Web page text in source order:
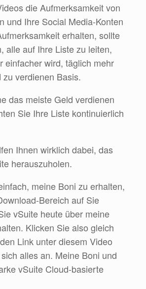
die Aufmerksamkeit von
und Ihre Social Media-Konten
erhalten, sollte
alle auf Ihre Liste zu leiten,
einfacher wird, täglich mehr
verdienen Basis.
das meiste Geld verdienen
Sie Ihre Liste kontinuierlich
Ihnen wirklich dabei, das
herauszuholen.
meine Boni zu erhalten,
Bereich auf Sie
vSuite heute über meine
Klicken Sie also gleich
Link unter diesem Video
alles an. Meine Boni und
vSuite Cloud-basierte